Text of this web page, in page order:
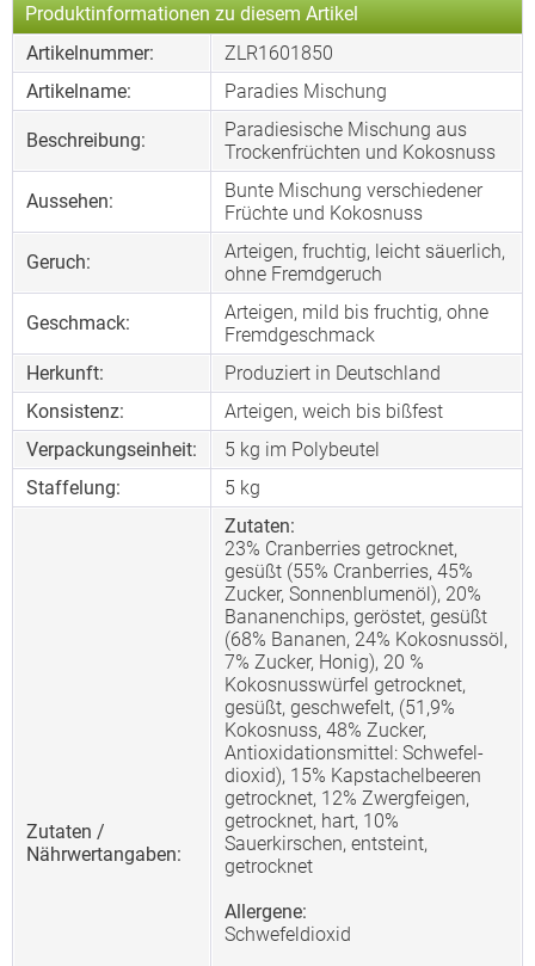
Produktinformationen zu diesem Artikel
Artikelnummer:
ZLR1601850
Artikelname:
Paradies Mischung
Beschreibung:
Paradiesische Mischung aus
Trockenfrüchten und Kokosnuss
Aussehen:
Bunte Mischung verschiedener
Früchte und Kokosnuss
Geruch:
Arteigen, fruchtig, leicht säuerlich,
ohne Fremdgeruch
Geschmack:
Arteigen, mild bis fruchtig, ohne
Fremdgeschmack
Herkunft:
Produziert in Deutschland
Konsistenz:
Arteigen, weich bis bißfest
Verpackungseinheit:
5 kg im Polybeutel
Staffelung:
5 kg
Zutaten /
Nährwertangaben:
Zutaten:
23% Cranberries getrocknet,
gesüßt (55% Cranberries, 45%
Zucker, Sonnenblumenöl), 20%
Bananenchips, geröstet, gesüßt
(68% Bananen, 24% Kokosnussöl,
7% Zucker, Honig), 20 %
Kokosnusswürfel getrocknet,
gesüßt, geschwefelt, (51,9%
Kokosnuss, 48% Zucker,
Antioxidationsmittel: Schwefel-
dioxid), 15% Kapstachelbeeren
getrocknet, 12% Zwergfeigen,
getrocknet, hart, 10%
Sauerkirschen, entsteint,
getrocknet
Allergene:
Schwefeldioxid